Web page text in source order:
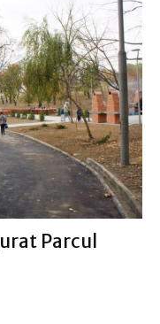
Parcul